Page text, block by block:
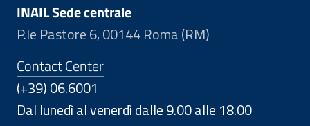
INAIL Sede centrale
P.le Pastore 6, 00144 Roma (RM)
Contact Center
(+39) 06.6001
Dal lunedì al venerdì dalle 9.00 alle 18.00